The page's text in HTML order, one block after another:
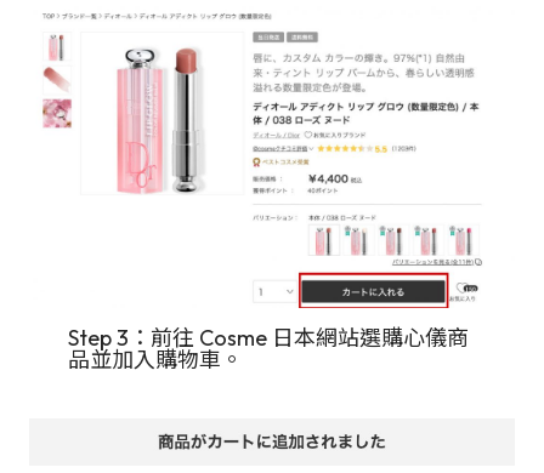
Step 3：前往 Cosme 日本網站選購心儀商
品並加入購物車。